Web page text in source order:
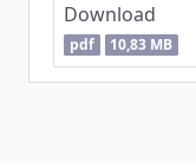
Download
pdf 10,83 MB